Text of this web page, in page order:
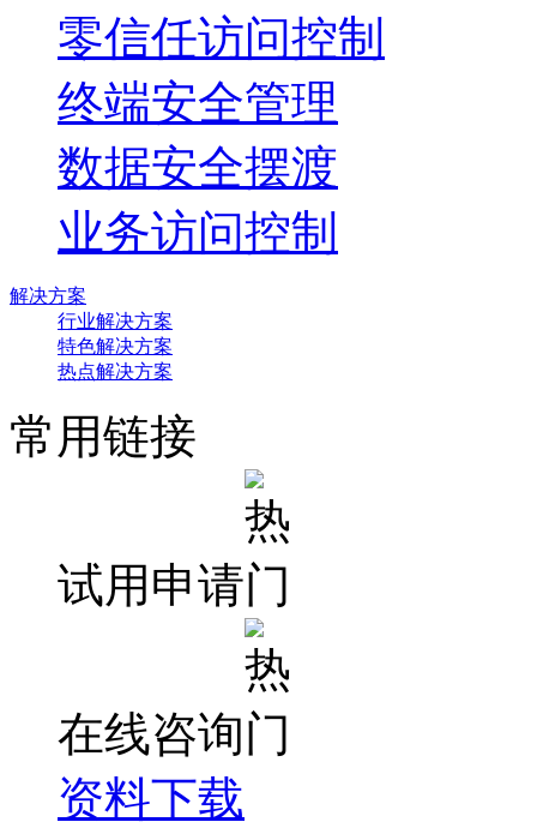
零信任访问控制
终端安全管理
数据安全摆渡
业务访问控制
解决方案
行业解决方案
特色解决方案
热点解决方案
常用链接
试用申请
在线咨询
资料下载